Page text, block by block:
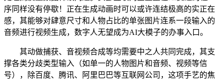
序同样没有停歇！正在生成动画时可以或许连结极高的实正在
感，其能够对肆意尺寸和人物占比的单张图片连系一段输入的
音频进行视频生成，数字人无望成为AI大模子的办事入口。
其动做捕获、音视频合成等均需要中之人共同完成，其支
撑各类分歧类型输入（如单一的人物图片和音频、视频等信
号），除百度、腾讯、阿里巴巴等互联网公司，这项手艺的焦